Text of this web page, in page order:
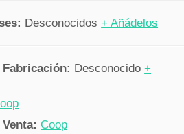
Desconocidos+ Añádelos
Fabricación: Desconocido+
Coop